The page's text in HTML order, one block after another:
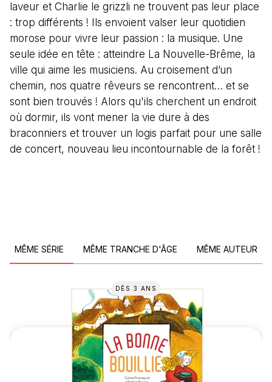
laveur et Charlie le grizzli ne trouvent pas leur place
: trop différents ! Ils envoient valser leur quotidien
morose pour vivre leur passion : la musique. Une
seule idée en tête : atteindre La Nouvelle-Brême, la
ville qui aime les musiciens. Au croisement d’un
chemin, nos quatre rêveurs se rencontrent… et se
sont bien trouvés ! Alors qu'ils cherchent un endroit
où dormir, ils vont mener la vie dure à des
braconniers et trouver un logis parfait pour une salle
de concert, nouveau lieu incontournable de la forêt !
MÊME SÉRIE MÊME TRANCHE D'ÂGE MÊME AUTEUR
DÈS 3 ANS